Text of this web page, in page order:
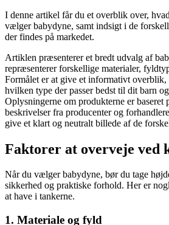
I denne artikel får du et overblik over,
vælger babydyne, samt indsigt i de
der findes på markedet.
Artiklen præsenterer et bredt udvalg af
repræsenterer forskellige materialer,
Formålet er at give et informativt overblik,
hvilken type der passer bedst til dit barn
Oplysningerne om produkterne er
beskrivelser fra producenter og
give et klart og neutralt billede af de
Faktorer at overveje ved
Når du vælger babydyne, bør du tage
sikkerhed og praktiske forhold. Her er
at have i tankerne.
1. Materiale og fyld